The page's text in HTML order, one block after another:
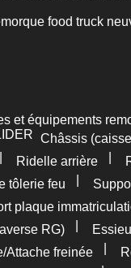
food truck
et équipements
Châssis
Ridelle arrière
tôlerie feu
plaque
RG)
Essieu
Attache freinée